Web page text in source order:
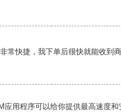
常快捷，我下单后很快就能收到商
应用程序可以给你提供最高速度